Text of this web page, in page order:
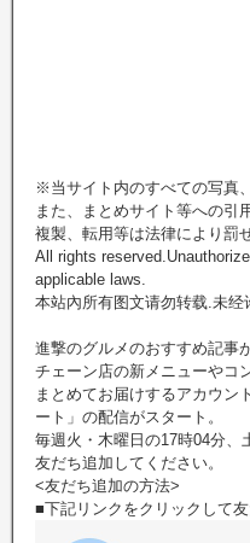
※当サイト内のすべての写真
また、まとめサイト等への引
複製、転用等は法律により罰
All rights
applicable laws.
本站內所有图文请勿转载.未
進撃のグルメのおすすめ記事
チェーン店の新メニューやコ
まとめてお届けするアカウン
ート」の配信がスタート。
毎週火・木曜日の17時04分、
友だち追加してください。
<友だち追加の方法>
■下記リンクをクリックして